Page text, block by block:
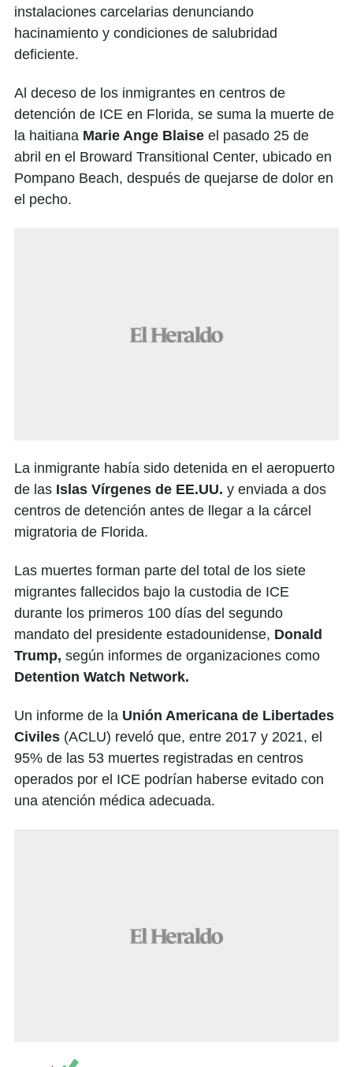
instalaciones carcelarias denunciando
hacinamiento y condiciones de salubridad
deficiente.
Al deceso de los inmigrantes en centros de
detención de ICE en Florida, se suma la muerte de
la haitiana Marie Ange Blaise el pasado 25 de
abril en el Broward Transitional Center, ubicado en
Pompano Beach, después de quejarse de dolor en
el pecho.
La inmigrante había sido detenida en el aeropuerto
de las Islas Vírgenes de EE.UU. y enviada a dos
centros de detención antes de llegar a la cárcel
migratoria de Florida.
Las muertes forman parte del total de los siete
migrantes fallecidos bajo la custodia de ICE
durante los primeros 100 días del segundo
mandato del presidente estadounidense, Donald
Trump, según informes de organizaciones como
Detention Watch Network.
Un informe de la Unión Americana de Libertades
Civiles (ACLU) reveló que, entre 2017 y 2021, el
95% de las 53 muertes registradas en centros
operados por el ICE podrían haberse evitado con
una atención médica adecuada.